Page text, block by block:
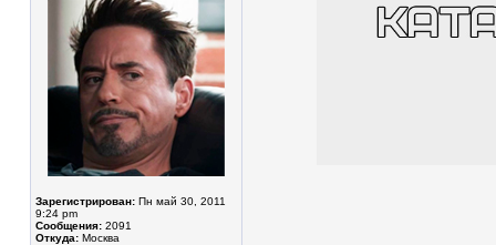
Зарегистрирован: Пн май 30, 2011
9:24 pm
Сообщения: 2091
Откуда: Москва